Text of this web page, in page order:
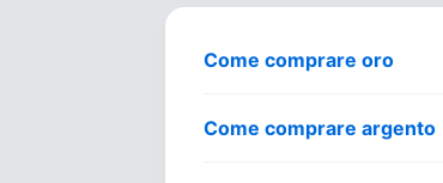
Come comprare oro
Come comprare argento